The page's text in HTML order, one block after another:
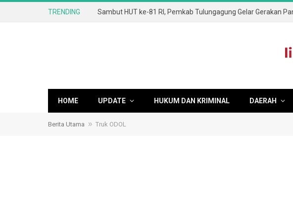
TRENDING
HOME UPDATE HUKUM DAN KRIMINAL DAERAH
Berita Utama » Truk ODOL